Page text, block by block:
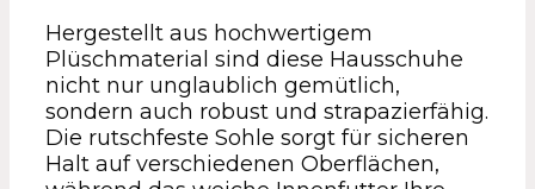
Hergestellt aus hochwertigem
Plüschmaterial sind diese Hausschuhe
nicht nur unglaublich gemütlich,
sondern auch robust und strapazierfähig.
Die rutschfeste Sohle sorgt für sicheren
Halt auf verschiedenen Oberflächen,